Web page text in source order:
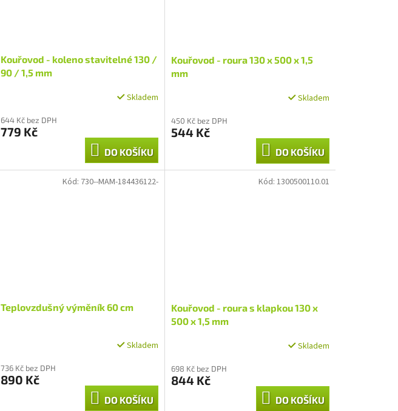
Kouřovod - koleno stavitelné 130 /
90 / 1,5 mm
Skladem
644 Kč bez DPH
779 Kč
DO KOŠÍKU
Kouřovod - roura 130 x 500 x 1,5
mm
Skladem
450 Kč bez DPH
544 Kč
DO KOŠÍKU
Teplovzdušný výměník 60 cm
produktu
je
Skladem
736 Kč bez DPH
890 Kč
DO KOŠÍKU
Kód: 730--MAM-184436122-
Kouřovod - roura s klapkou 130 x
500 x 1,5 mm
Skladem
698 Kč bez DPH
844 Kč
DO KOŠÍKU
Kód: 1300500110.01